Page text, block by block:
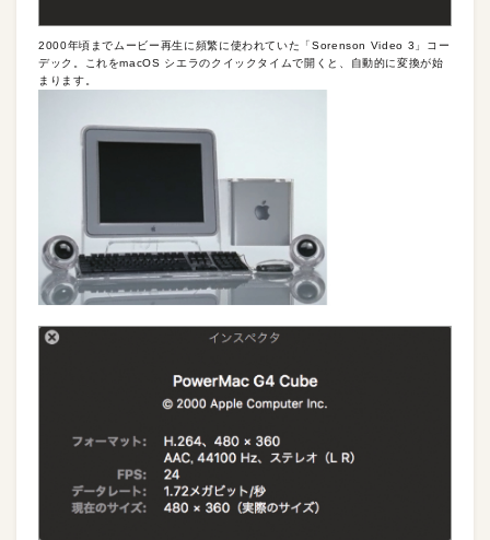
2000年頃までムービー再生に頻繁に使われていた「Sorenson Video 3」コー
デック。これをmacOS シエラのクイックタイムで開くと、自動的に変換が始
まります。